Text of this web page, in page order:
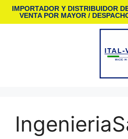
IMPORTADOR Y DISTRIBUIDOR
VENTA POR MAYOR /